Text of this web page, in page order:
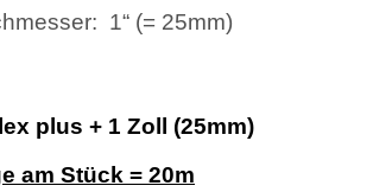
1“ (= 25mm)
plus + 1 Zoll (25mm)
am Stück = 20m